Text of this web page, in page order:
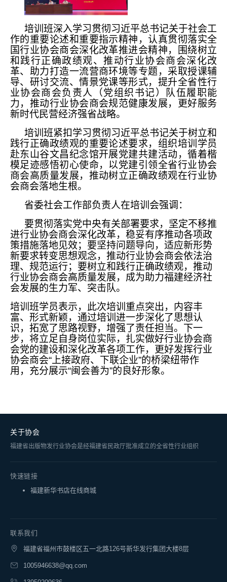
培训班深入学习贯彻习近平总书记关于社会工
作的重要论述和重要指示精神，认真贯彻落实全
国行业协会商会深化改革推进会精神，围绕树立
和践行正确政绩观、推动行业协会商会深化改
革、助力打造一流营商环境等专题，采取授课辅
导、研讨交流、情景党课等形式，提升全省性行
业协会商会负责人（党组织书记）队伍履职能
力，推动行业协会商会规范健康发展，更好服务
新时代民营经济强省战略。
培训班紧扣学习贯彻习近平总书记关于树立和
践行正确政绩观的重要论述要求，组织培训学员
赴东山谷文昌纪念馆开展党建共建活动，循着楷
模足迹感悟初心使命，以党建引领全省行业协会
商会高质量发展，推动树立正确政绩观在行业协
会商会落地生根。
省委社会工作部负责人在培训会强调 ：
要贯彻落实党中央有关部署要求，坚定不移推
进行业协会商会深化改革，稳妥有序推动各项政
策措施落地见效；要坚持问题导向，适应新形势
新要求转变思想观念，推动行业协会商会依法治
理、规范运行；要树立和践行正确政绩观，推动
行业协会商会高质量发展，成为助力福建经济社
会发展的生力军、突击队。
培训班学员表示，此次培训重点突出，内容丰
富、形式新颖，通过培训进一步深化了思想认
识，拓宽了思路视野，增强了责任担当。下一
步，将立足自身岗位实际，扎实做好行业协会商
会党的建设和深化改革各项工作，更好发挥行业
协会商会“上接政府、下联企业”的桥梁纽带作
用，充分展示“闽会善为”的良好形象。
关于协会
福建省出版物发行业协会是经福建省民政厅批准成立的全省性行业组织
快速链接
福建新华书店在线商城
联系我们
福建省福州市鼓楼区五一北路126号新华发行集团大楼8层
1005946638@qq.com